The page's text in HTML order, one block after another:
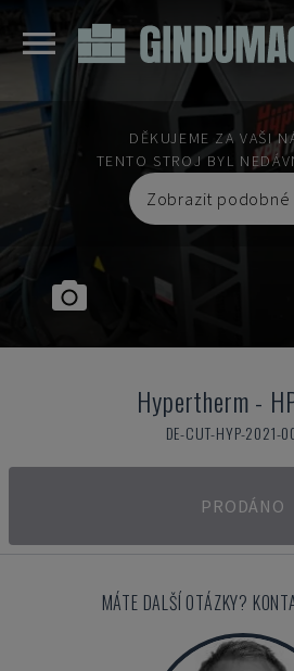
DĚKUJEME ZA VAŠI
TENTO STROJ BYL
Zobrazit podobné
Hypertherm-
DE-CUT-HYP-2021-
PRODÁNO
MÁTE DALŠÍ OTÁZKY?